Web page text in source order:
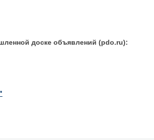
доске объявлений (pdo.ru):